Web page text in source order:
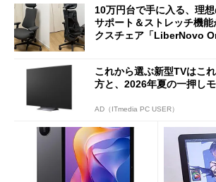
10万円台で手に入る、理
サポート＆ストレッチ機能
クスチェア「LiberNovo
これから選ぶ新型TVはこ
方と、2026年夏の一押し
AD（ITmedia PC USER）